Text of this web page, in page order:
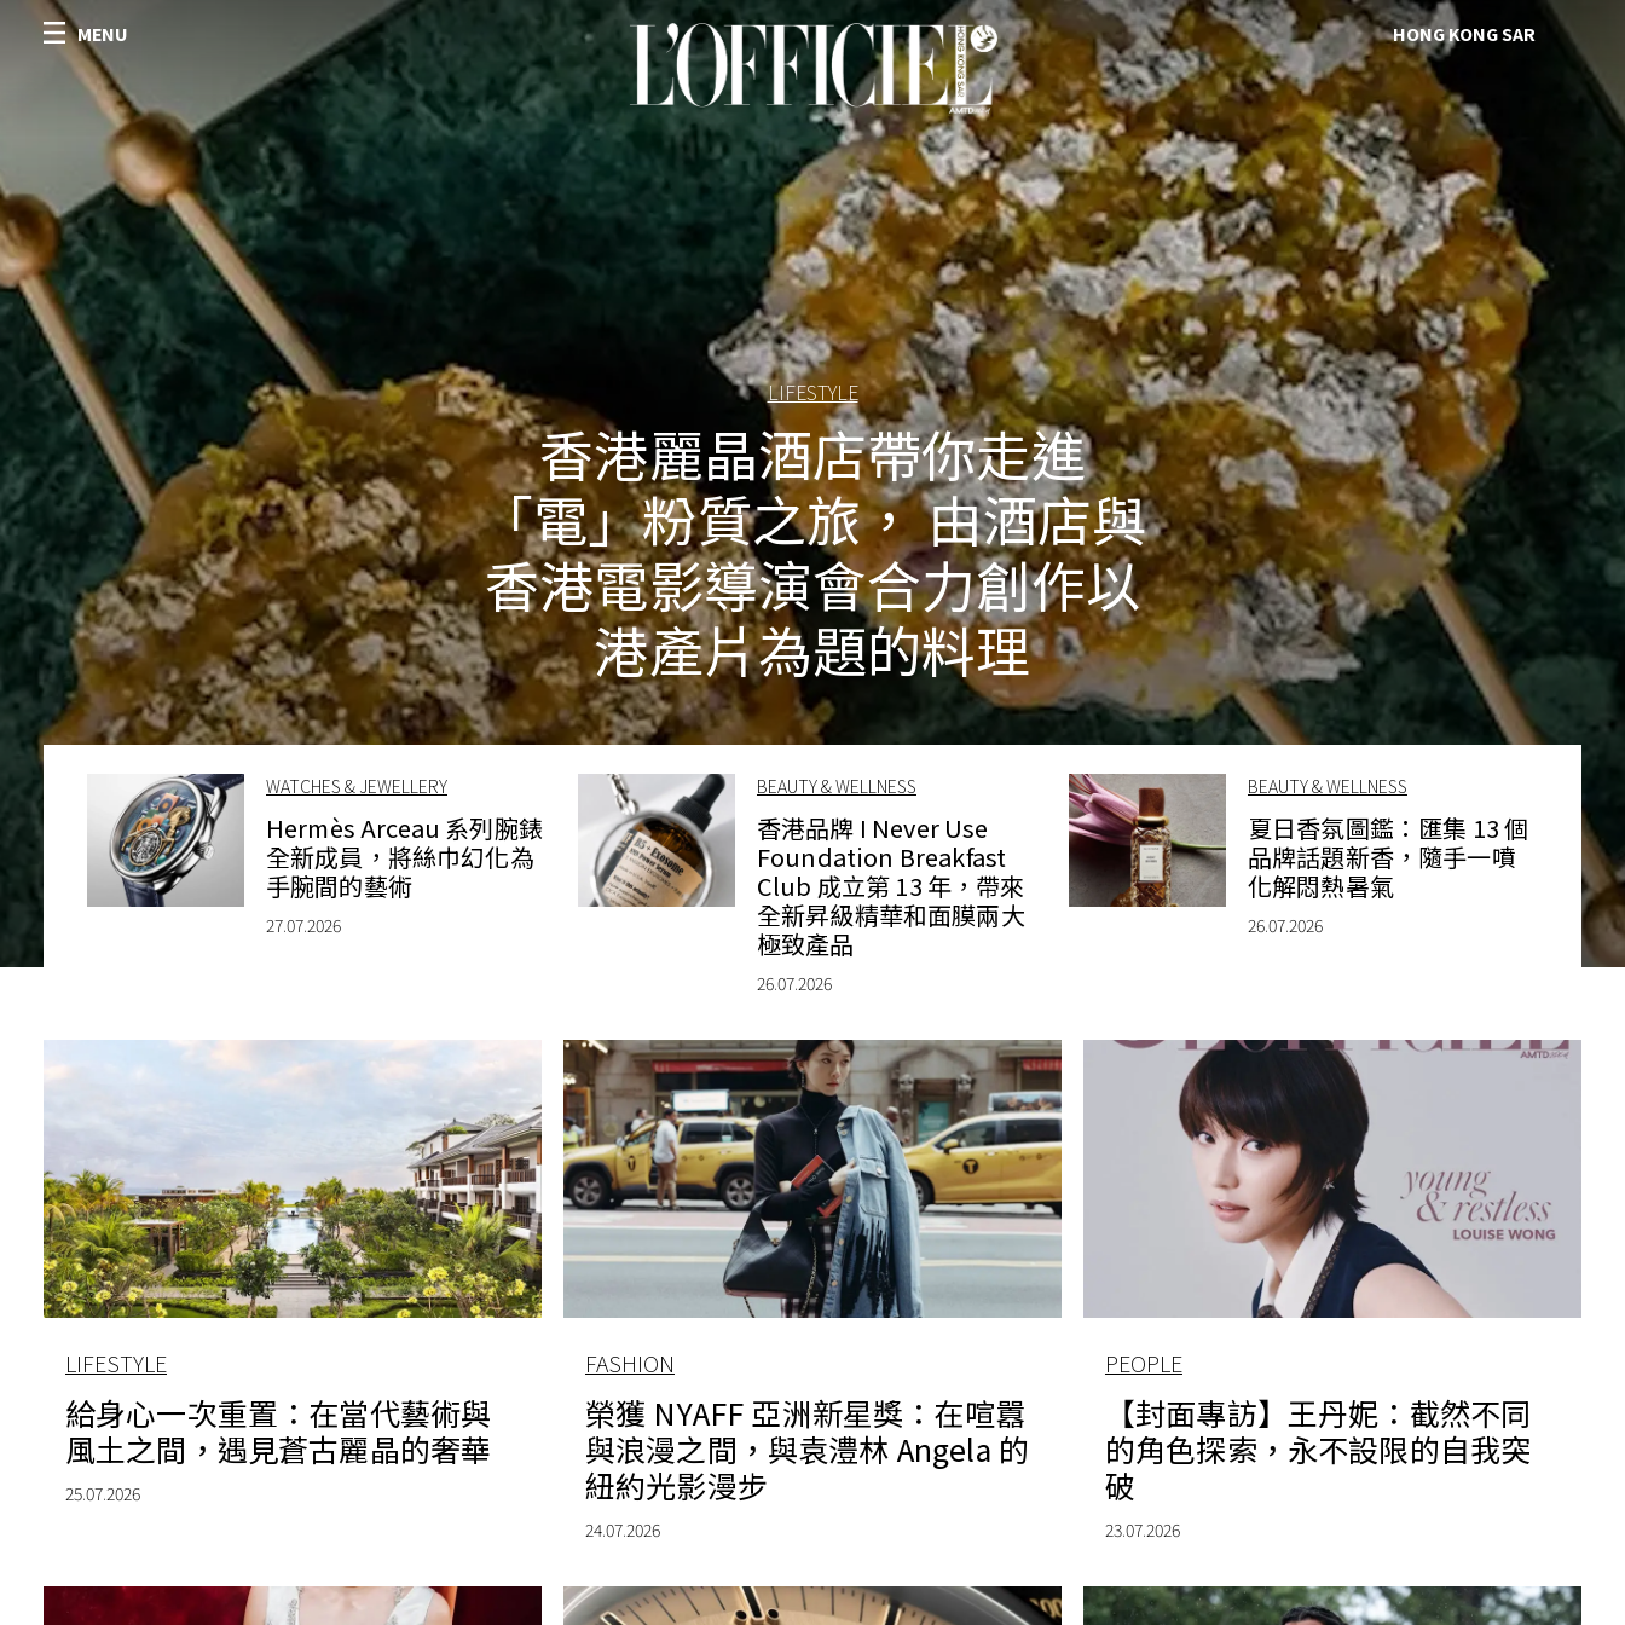
MENU HONG KONG SAR
LIFESTYLE
香港麗晶酒店帶你走進
「電」粉質之旅， 由酒店與
香港電影導演會合力創作以
港產片為題的料理
WATCHES & JEWELLERY
Hermès Arceau 系列腕錶
全新成員，將絲巾幻化為
手腕間的藝術
27.07.2026
BEAUTY & WELLNESS
香港品牌 I Never Use
Foundation Breakfast
Club 成立第 13 年，帶來
全新昇級精華和面膜兩大
極致產品
26.07.2026
BEAUTY & WELLNESS
夏日香氛圖鑑：匯集 13 個
品牌話題新香，隨手一噴
化解悶熱暑氣
26.07.2026
LIFESTYLE
給身心一次重置：在當代藝術與
風土之間，遇見蒼古麗晶的奢華
25.07.2026
FASHION
榮獲 NYAFF 亞洲新星獎：在喧囂
與浪漫之間，與袁澧林 Angela 的
紐約光影漫步
24.07.2026
PEOPLE
【封面專訪】王丹妮：截然不同
的角色探索，永不設限的自我突
破
23.07.2026